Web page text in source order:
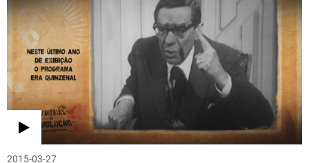
2015-03-27